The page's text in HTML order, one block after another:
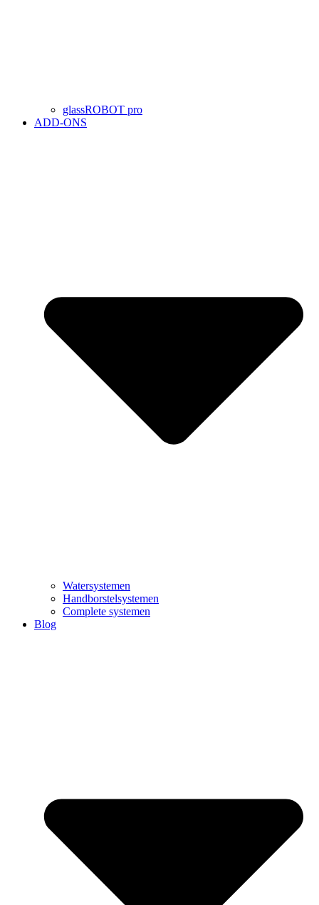
glassROBOT pro
ADD-ONS
Watersystemen
Handborstelsystemen
Complete systemen
Blog